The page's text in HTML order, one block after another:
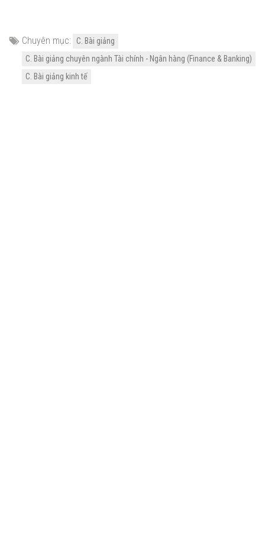
Chuyên mục:
C. Bài giảng
C. Bài giảng chuyên ngành Tài chính - Ngân hàng (Finance & Banking)
C. Bài giảng kinh tế